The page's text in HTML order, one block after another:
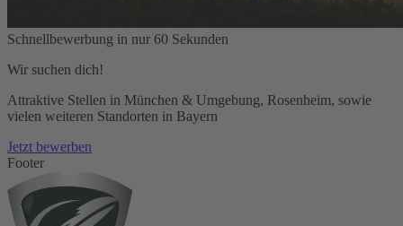
Schnellbewerbung in nur 60 Sekunden
Wir suchen dich!
Attraktive Stellen in München & Umgebung, Rosenheim, sowie
vielen weiteren Standorten in Bayern
Jetzt bewerben
Footer